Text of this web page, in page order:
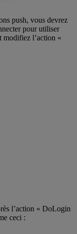
push, vous devrez
pour utiliser
modifiez l’action «
l’action « DoLogin
ceci :